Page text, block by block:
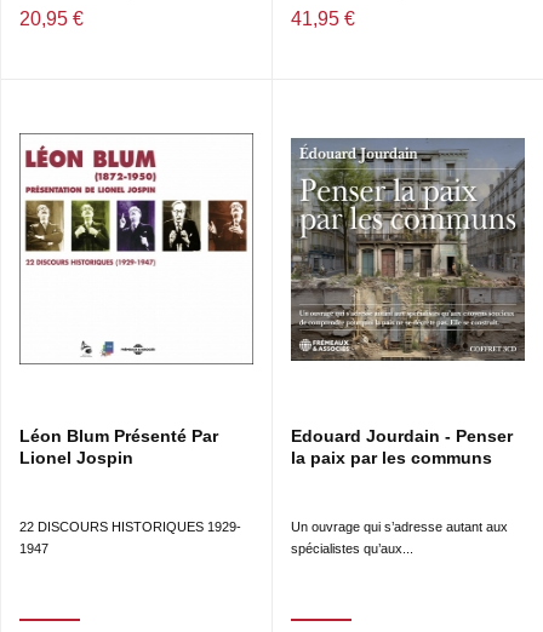
20,95 € 41,95 €
Léon Blum Présenté Par
Lionel Jospin
22 DISCOURS HISTORIQUES 1929-
1947
Edouard Jourdain - Penser
la paix par les communs
Un ouvrage qui s’adresse autant aux
spécialistes qu’aux...